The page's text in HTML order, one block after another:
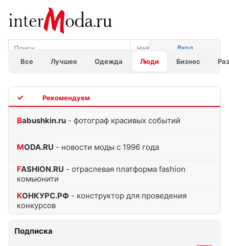
Все Лучшее Одежда Люди Бизнес
Вход
Babushkin.ru - фотограф красивых событий
MODA.RU - новости моды с 1996 года
FASHION.RU - отраслевая платформа fashion
комьюнити
КОНКУРС.РФ - конструктор для проведения
конкурсов
Подписка